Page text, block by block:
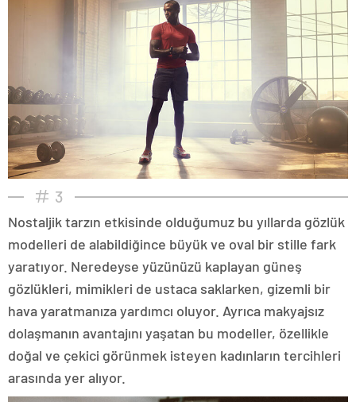
3
Nostaljik tarzın etkisinde olduğumuz bu yıllarda gözlük
modelleri de alabildiğince büyük ve oval bir stille fark
yaratıyor. Neredeyse yüzünüzü kaplayan güneş
gözlükleri, mimikleri de ustaca saklarken, gizemli bir
hava yaratmanıza yardımcı oluyor. Ayrıca makyajsız
dolaşmanın avantajını yaşatan bu modeller, özellikle
doğal ve çekici görünmek isteyen kadınların tercihleri
arasında yer alıyor.